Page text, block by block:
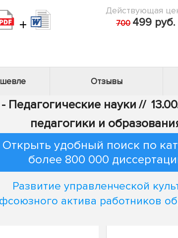
+
Действующая
700 499 руб.
Отзывы
- Педагогические науки //
педагогики и
Открыть удобный поиск по
более 800 000
Развитие управленческой
актива работников